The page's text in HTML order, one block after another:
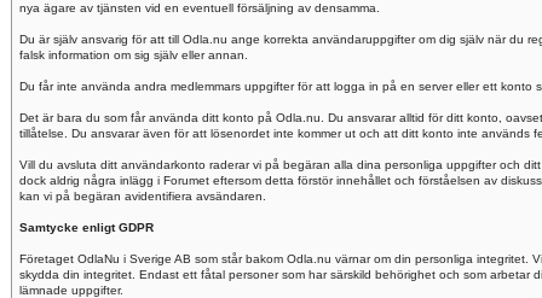
nya ägare av tjänsten vid en eventuell försäljning av densamma.
Du är själv ansvarig för att till Odla.nu ange korrekta användaruppgifter om dig själv när du
falsk information om sig själv eller annan.
Du får inte använda andra medlemmars uppgifter för att logga in på en server eller ett konto
Det är bara du som får använda ditt konto på Odla.nu. Du ansvarar alltid för ditt konto,
tillåtelse. Du ansvarar även för att lösenordet inte kommer ut och att ditt konto inte används
Vill du avsluta ditt användarkonto raderar vi på begäran alla dina personliga uppgifter och
dock aldrig några inlägg i Forumet eftersom detta förstör innehållet och förståelsen av
kan vi på begäran avidentifiera avsändaren.
Samtycke enligt GDPR
Företaget OdlaNu i Sverige AB som står bakom Odla.nu värnar om din personliga integritet.
skydda din integritet. Endast ett fåtal personer som har särskild behörighet och som arbetar
lämnade uppgifter.